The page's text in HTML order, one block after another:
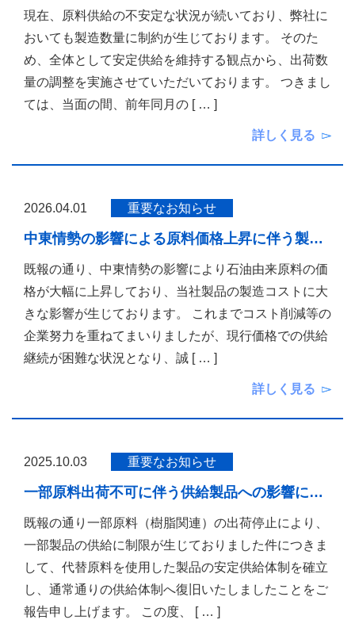
現在、原料供給の不安定な状況が続いており、弊社に
おいても製造数量に制約が生じております。 そのた
め、全体として安定供給を維持する観点から、出荷数
量の調整を実施させていただいております。 つきまし
ては、当面の間、前年同月の [ … ]
詳しく見る
2026.04.01 重要なお知らせ
中東情勢の影響による原料価格上昇に伴う製…
既報の通り、中東情勢の影響により石油由来原料の価
格が大幅に上昇しており、当社製品の製造コストに大
きな影響が生じております。 これまでコスト削減等の
企業努力を重ねてまいりましたが、現行価格での供給
継続が困難な状況となり、誠 [ … ]
詳しく見る
2025.10.03 重要なお知らせ
一部原料出荷不可に伴う供給製品への影響に…
既報の通り一部原料（樹脂関連）の出荷停止により、
一部製品の供給に制限が生じておりました件につきま
して、代替原料を使用した製品の安定供給体制を確立
し、通常通りの供給体制へ復旧いたしましたことをご
報告申し上げます。 この度、
[ … ]